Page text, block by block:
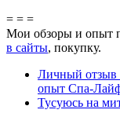
= = =
Мои обзоры и опыт
в сайты, покупку.
Личный отзыв
опыт Спа-
Тусуюсь на